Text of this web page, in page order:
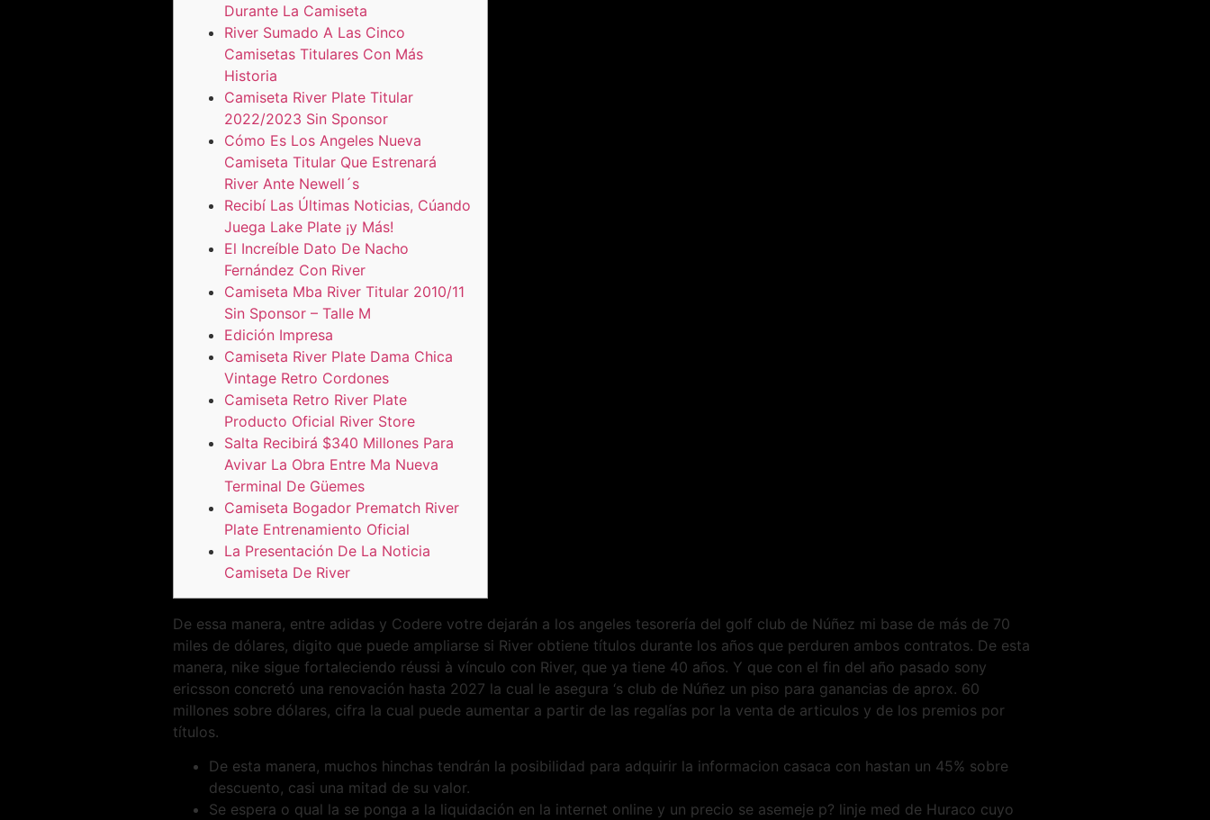
Durante La Camiseta
River Sumado A Las Cinco
Camisetas Titulares Con Más
Historia
Camiseta River Plate Titular
2022/2023 Sin Sponsor
Cómo Es Los Angeles Nueva
Camiseta Titular Que Estrenará
River Ante Newell´s
Recibí Las Últimas Noticias, Cúando
Juega Lake Plate ¡y Más!
El Increíble Dato De Nacho
Fernández Con River
Camiseta Mba River Titular 2010/11
Sin Sponsor – Talle M
Edición Impresa
Camiseta River Plate Dama Chica
Vintage Retro Cordones
Camiseta Retro River Plate
Producto Oficial River Store
Salta Recibirá $340 Millones Para
Avivar La Obra Entre Ma Nueva
Terminal De Güemes
Camiseta Bogador Prematch River
Plate Entrenamiento Oficial
La Presentación De La Noticia
Camiseta De River
De essa manera, entre adidas y Codere votre dejarán a los angeles tesorería del golf club de Núñez mi base de más de 70
miles de dólares, digito que puede ampliarse si River obtiene títulos durante los años que perduren ambos contratos. De esta
manera, nike sigue fortaleciendo réussi à vínculo con River, que ya tiene 40 años. Y que con el fin del año pasado sony
ericsson concretó una renovación hasta 2027 la cual le asegura ‘s club de Núñez un piso para ganancias de aprox. 60
millones sobre dólares, cifra la cual puede aumentar a partir de las regalías por la venta de articulos y de los premios por
títulos.
De esta manera, muchos hinchas tendrán la posibilidad para adquirir la informacion casaca con hastan un 45% sobre
descuento, casi una mitad de su valor.
Se espera o qual la se ponga a la liquidación en la internet online y un precio se asemeje p? linje med de Huraco cuyo